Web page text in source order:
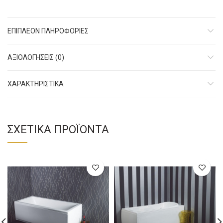
ΕΠΙΠΛΈΟΝ ΠΛΗΡΟΦΟΡΊΕΣ
ΑΞΙΟΛΟΓΉΣΕΙΣ (0)
ΧΑΡΑΚΤΗΡΙΣΤΙΚΑ
ΣΧΕΤΙΚΆ ΠΡΟΪΌΝΤΑ